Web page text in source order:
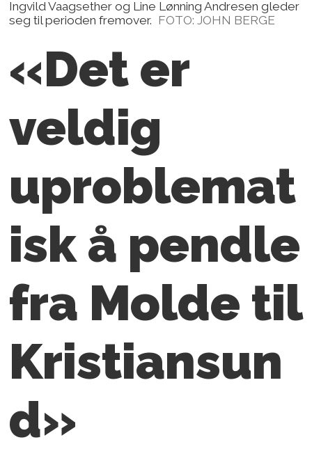
Ingvild Vaagsether og Line Lønning Andresen gleder
seg til perioden fremover. FOTO: JOHN BERGE
«Det er
veldig
uproblemat
isk å pendle
fra Molde til
Kristiansun
d»